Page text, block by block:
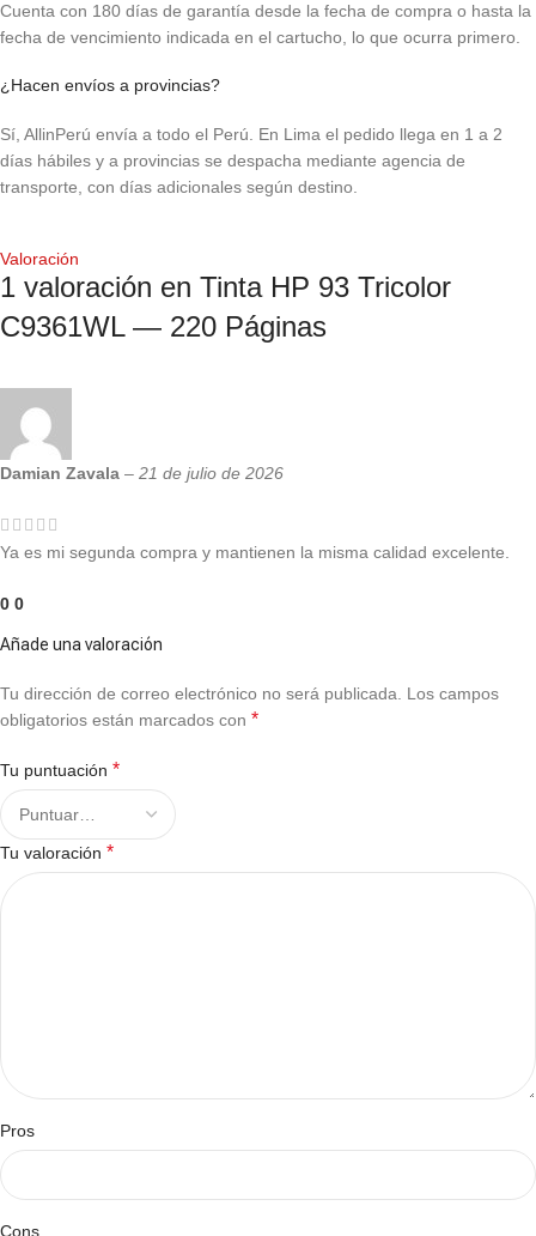
Cuenta con 180 días de garantía desde la fecha de compra o hasta la
fecha de vencimiento indicada en el cartucho, lo que ocurra primero.
¿Hacen envíos a provincias?
Sí, AllinPerú envía a todo el Perú. En Lima el pedido llega en 1 a 2
días hábiles y a provincias se despacha mediante agencia de
transporte, con días adicionales según destino.
Valoración
1 valoración en Tinta HP 93 Tricolor
C9361WL — 220 Páginas
Damian Zavala – 21 de julio de 2026
Ya es mi segunda compra y mantienen la misma calidad excelente.
0 0
Añade una valoración
Tu dirección de correo electrónico no será publicada.
Los campos
obligatorios están marcados con *
Tu puntuación *
Tu valoración *
Pros
Cons